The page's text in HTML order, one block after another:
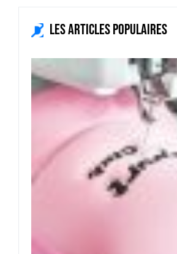
Les articles populaires